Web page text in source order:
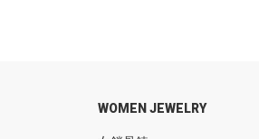
WOMEN JEWELRY